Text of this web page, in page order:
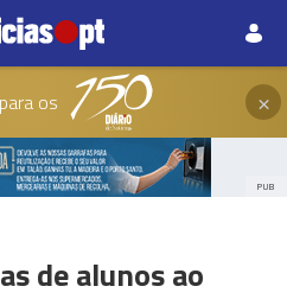
para os ×
PUB
de alunos ao